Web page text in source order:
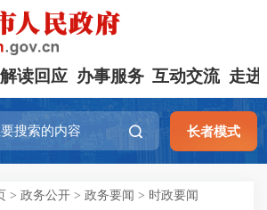
解读回应 办事服务 互动交流 走进
长者模式
> 政务公开 > 政务要闻 > 时政要闻